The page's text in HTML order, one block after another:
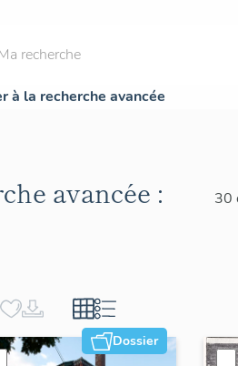
à la recherche avancée
avancée : 30
Dossier